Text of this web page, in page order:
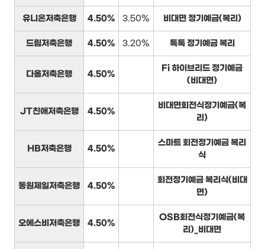
유니온저축은행 4.50% 3.50% 비대면 정기예금(복리)
드림저축은행 4.50% 3.20% 톡톡 정기예금 복리
다올저축은행 4.50%
Fi 하이브리드 정기예금
(비대면)
JT친애저축은행 4.50%
비대면회전식정기예금(복
리)
HB저축은행 4.50%
스마트 회전정기예금 복리
식
동원제일저축은행 4.50%
회전정기예금 복리식(비대
면)
오에스비저축은행 4.50%
OSB회전식정기예금(복
리)_비대면